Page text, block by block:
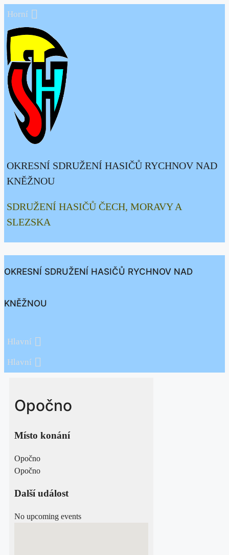
Přeskočit
obsah
Horní
OKRESNÍ SDRUŽENÍ HASIČŮ RYCHNOV NAD
KNĚŽNOU
SDRUŽENÍ HASIČŮ ČECH, MORAVY A
SLEZSKA
OKRESNÍ SDRUŽENÍ HASIČŮ RYCHNOV NAD
KNĚŽNOU
Hlavní
Hlavní
Opočno
Místo konání
Opočno
Opočno
Další událost
No upcoming events